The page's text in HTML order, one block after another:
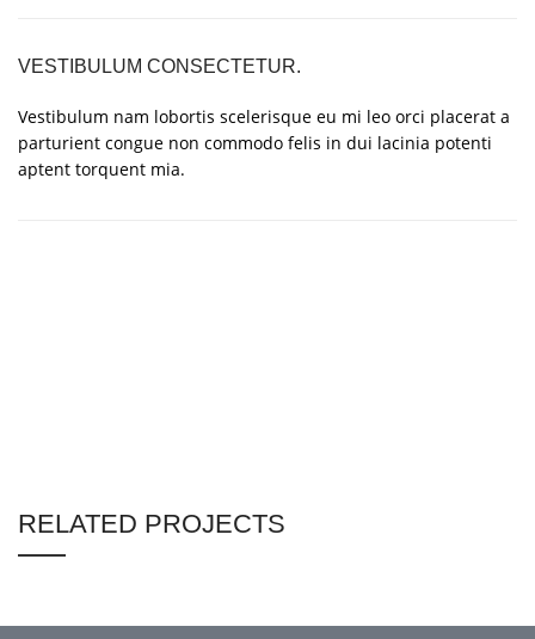
VESTIBULUM CONSECTETUR.
Vestibulum nam lobortis scelerisque eu mi leo orci placerat a
parturient congue non commodo felis in dui lacinia potenti
aptent torquent mia.
RELATED PROJECTS